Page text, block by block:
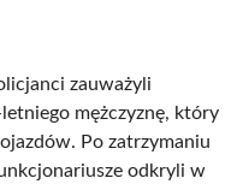
zauważyli
mężczyznę, który
Po zatrzymaniu
odkryli w